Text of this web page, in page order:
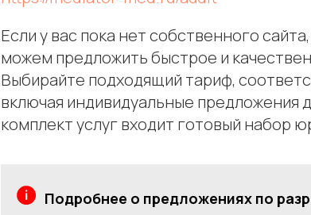
Если у вас пока нет собственного
можем предложить быстрое и
Выбирайте подходящий тариф,
включая индивидуальные предложения
комплект услуг входит готовый набор
Подробнее о предложениях по